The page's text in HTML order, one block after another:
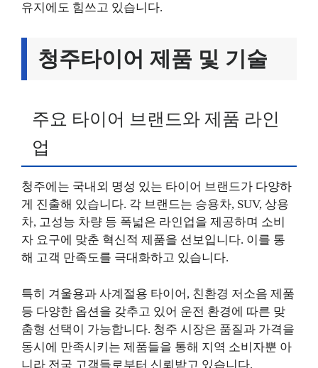
유지에도 힘쓰고 있습니다.
청주타이어 제품 및 기술
주요 타이어 브랜드와 제품 라인
업
청주에는 국내외 명성 있는 타이어 브랜드가 다양하
게 진출해 있습니다. 각 브랜드는 승용차, SUV, 상용
차, 고성능 차량 등 폭넓은 라인업을 제공하며 소비
자 요구에 맞춘 혁신적 제품을 선보입니다. 이를 통
해 고객 만족도를 극대화하고 있습니다.
특히 겨울용과 사계절용 타이어, 친환경 저소음 제품
등 다양한 옵션을 갖추고 있어 운전 환경에 따른 맞
춤형 선택이 가능합니다. 청주 시장은 품질과 가격을
동시에 만족시키는 제품들을 통해 지역 소비자뿐 아
니라 전국 고객들로부터 신뢰받고 있습니다.